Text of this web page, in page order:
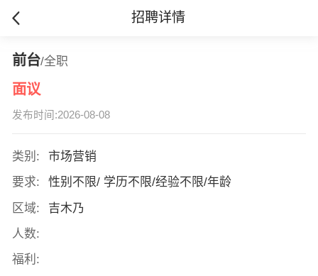
招聘详情
前台/全职
面议
发布时间:2026-08-08
类别:
市场营销
要求:
性别不限/ 学历不限/经验不限/年龄
区域:
吉木乃
人数:
福利: